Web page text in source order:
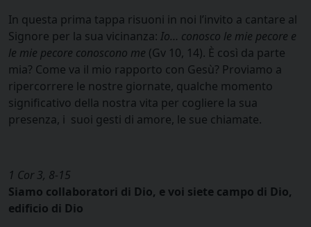
In questa prima tappa risuoni in noi l’invito a cantare al
Signore per la sua vicinanza: Io… conosco le mie pecore e
le mie pecore conoscono me (Gv 10, 14). È così da parte
mia? Come va il mio rapporto con Gesù? Proviamo a
ripercorrere le nostre giornate, qualche momento
significativo della nostra vita per cogliere la sua
presenza, i suoi gesti di amore, le sue chiamate.
1 Cor 3, 8-15
Siamo collaboratori di Dio, e voi siete campo di Dio,
edificio di Dio